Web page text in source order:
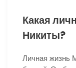
Какая
Никиты?
Личная жизнь